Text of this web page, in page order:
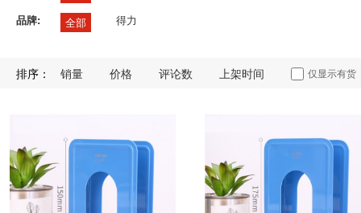
品牌:
全部 得力
排序： 销量 价格 评论数 上架时间 仅显示有货